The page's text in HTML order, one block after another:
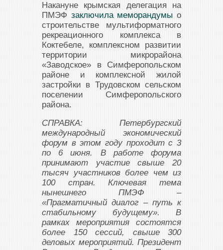
Накануне крымская делегация на
ПМЭФ заключила меморандумы о
строительстве мультиформатного
рекреационного комплекса в
Коктебеле, комплексном развитии
территории микрорайона
«Заводское» в Симферопольском
районе и комплексной жилой
застройки в Трудовском сельском
поселении Симферопольского
района.
СПРАВКА: Петербургский
международный экономический
форум в этом году проходит с 3
по 6 июня. В работе форума
принимают участие свыше 20
тысяч участников более чем из
100 стран. Ключевая тема
нынешнего ПМЭФ –
«Прагматичный диалог – путь к
стабильному будущему». В
рамках мероприятия состоятся
более 150 сессий, свыше 300
деловых мероприятий. Президент